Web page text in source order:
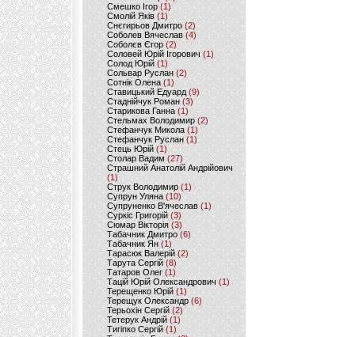
Смешко Ігор (1)
Смолій Яків (1)
Снєгирьов Дмитро (2)
Соболев Вячеслав (4)
Соболєв Єгор(2)
Соловей Юрій Ігорович (1)
Солод Юрій (1)
Сольвар Руслан (2)
Сотнік Олена(1)
Ставицький Едуард (9)
Стаднійчук Роман(3)
Старикова Ганна (1)
Стельмах Володимир(2)
Стефанчук Микола (1)
Стефанчук Руслан (1)
Стець Юрій (1)
Столар Вадим(27)
Страшний Анатолій Андрійович
(1)
Струк Володимир (1)
Супрун Уляна (10)
Супруненко В'ячеслав (1)
Суркіс Григорій (3)
Сюмар Вікторія (3)
Табачник Дмитро (6)
Табачник Ян(1)
Тарасюк Валерій (2)
Тарута Сергій (8)
Татаров Олег(1)
Тацій Юрій Олександрович(1)
Терещенко Юрій(1)
Терещук Олександр(6)
Терьохін Сергій (2)
Тетерук Андрій (1)
Тигіпко Сергій(1)